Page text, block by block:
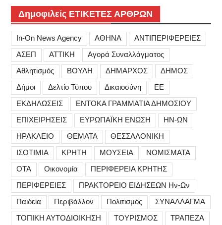
Δημοφιλείς ΕΤΙΚΕΤΕΣ ΑΡΘΡΩΝ
In-On News Agency ΑΘΗΝΑ
ΑΝΤΙΠΕΡΙΦΕΡΕΙΕΣ
ΑΣΕΠ
ΑΤΤΙΚΗ
Αγορά Συναλλάγματος
Αθλητισμός
ΒΟΥΛΗ ΔΗΜΑΡΧΟΣ
ΔΗΜΟΣ
Δήμοι
Δελτίο Τύπου Δικαιοσύνη
ΕΕ
ΕΚΔΗΛΩΣΕΙΣ
ΕΝΤΟΚΑ ΓΡΑΜΜΑΤΙΑ ΔΗΜΟΣΙΟΥ
ΕΠΙΧΕΙΡΗΣΕΙΣ
ΕΥΡΩΠΑΪΚΗ ΕΝΩΣΗ
ΗΝ-ΩΝ
ΗΡΑΚΛΕΙΟ
ΘΕΜΑΤΑ
ΘΕΣΣΑΛΟΝΙΚΗ
ΙΣΟΤΙΜΙΑ
ΚΡΗΤΗ ΜΟΥΣΕΙΑ
ΝΟΜΙΣΜΑΤΑ
ΟΤΑ
Οικονομία
ΠΕΡΙΦΕΡΕΙΑ ΚΡΗΤΗΣ
ΠΕΡΙΦΕΡΕΙΕΣ
ΠΡΑΚΤΟΡΕΙΟ ΕΙΔΗΣΕΩΝ Ην-Ων
Παιδεία
Περιβάλλον Πολιτισμός
ΣΥΝΑΛΛΑΓΜΑ
ΤΟΠΙΚΗ ΑΥΤΟΔΙΟΙΚΗΣΗ
ΤΟΥΡΙΣΜΟΣ ΤΡΑΠΕΖΑ